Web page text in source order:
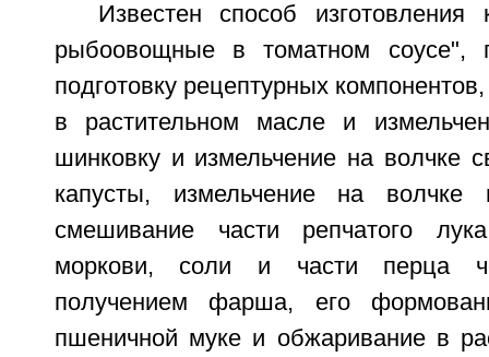
Известен способ изготовления
рыбоовощные в томатном соусе",
подготовку рецептурных
в растительном масле и
шинковку и измельчение на волчке
капусты, измельчение на волчке
смешивание части репчатого
моркови, соли и части перца
получением фарша, его
пшеничной муке и обжаривание в